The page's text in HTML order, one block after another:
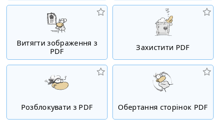
Витягти зображення з
PDF
Захистити PDF
Розблокувати з PDF Обертання сторінок PDF